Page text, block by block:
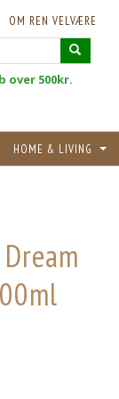
OM REN VELVÆRE
over 500kr.
HOME & LIVING